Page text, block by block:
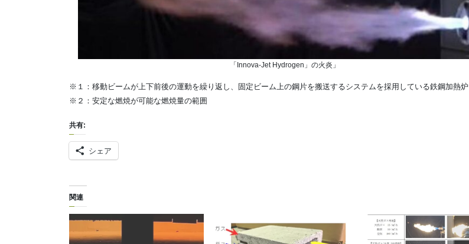
「Innova-Jet Hydrogen」の火炎」
※１：移動ビームが上下前後の運動を繰り返し、固定ビーム上の鋼片を搬送するシステムを採用している鉄鋼加熱炉
※２：安定な燃焼が可能な燃焼量の範囲
共有:
シェア
関連